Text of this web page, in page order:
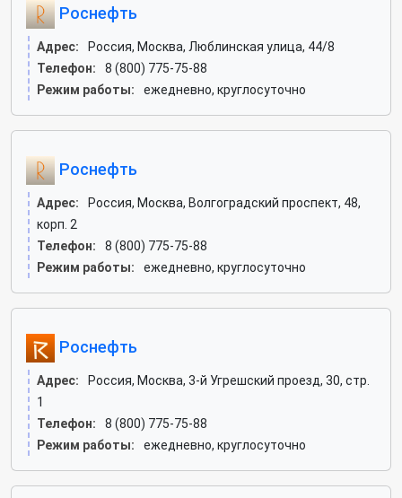
Роснефть
Адрес:
Россия, Москва, Люблинская улица, 44/8
Телефон:
8 (800) 775-75-88
Режим работы:
ежедневно, круглосуточно
Роснефть
Адрес:
Россия, Москва, Волгоградский проспект, 48,
корп. 2
Телефон:
8 (800) 775-75-88
Режим работы:
ежедневно, круглосуточно
Роснефть
Адрес:
Россия, Москва, 3-й Угрешский проезд, 30, стр.
1
Телефон:
8 (800) 775-75-88
Режим работы:
ежедневно, круглосуточно